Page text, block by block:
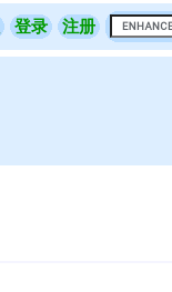
登录 注册